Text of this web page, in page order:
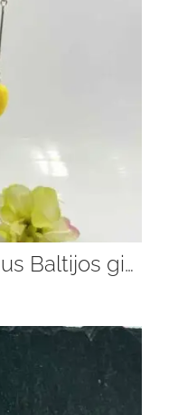
Auskarai iš natūralaus Baltijos gintaro